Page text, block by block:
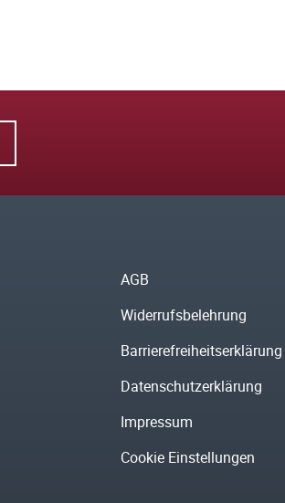
AGB
Widerrufsbelehrung
Barrierefreiheitserklärung
Datenschutzerklärung
Impressum
Cookie Einstellungen